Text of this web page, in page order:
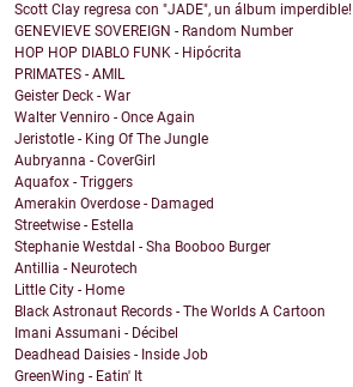
Scott Clay regresa con "JADE", un álbum imperdible!
GENEVIEVE SOVEREIGN - Random Number
HOP HOP DIABLO FUNK - Hipócrita
PRIMATES - AMIL
Geister Deck - War
Walter Venniro - Once Again
Jeristotle - King Of The Jungle
Aubryanna - CoverGirl
Aquafox - Triggers
Amerakin Overdose - Damaged
Streetwise - Estella
Stephanie Westdal - Sha Booboo Burger
Antillia - Neurotech
Little City - Home
Black Astronaut Records - The Worlds A Cartoon
Imani Assumani - Décibel
Deadhead Daisies - Inside Job
GreenWing - Eatin' It